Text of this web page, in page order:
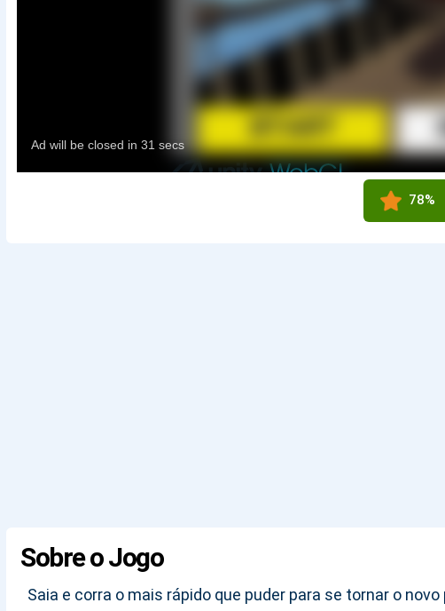
78%
Sobre o Jogo
Saia e corra o mais rápido que puder para se tornar o